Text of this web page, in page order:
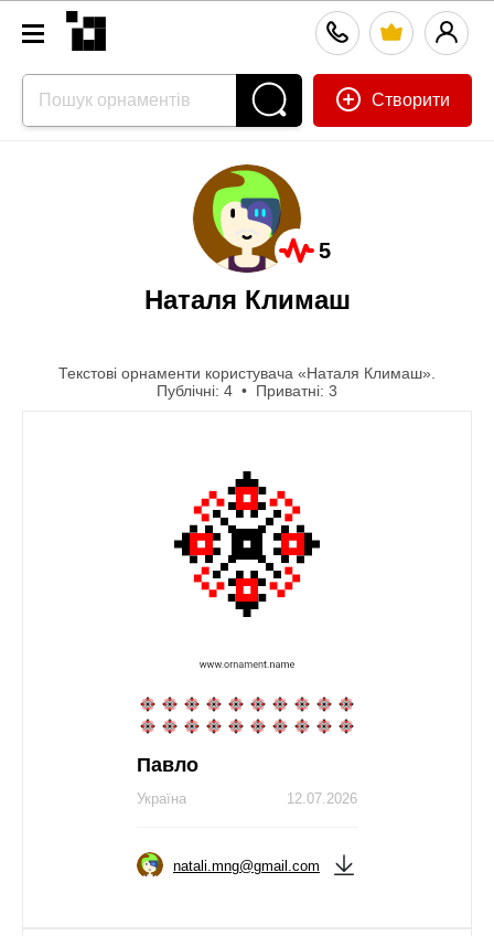
Створити
5
Наталя Климаш
Текстові орнаменти користувача «Наталя Климаш».
Публічні: 4 • Приватні: 3
Павло
12.07.2026
Україна
natali.mng@gmail.com